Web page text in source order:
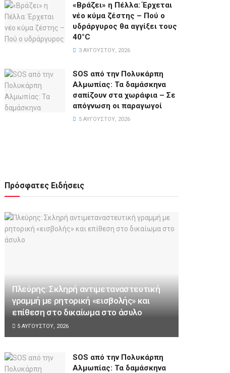
«Βράζει» η Πέλλα: Έρχεται
νέο κύμα ζέστης – Πού ο
υδράργυρος θα αγγίξει τους
40°C
3 ΑΥΓΟΎΣΤΟΥ, 2026
SOS από την Πολυκάρπη
Αλμωπίας: Τα δαμάσκηνα
σαπίζουν στα χωράφια – Σε
απόγνωση οι παραγωγοί
5 ΑΥΓΟΎΣΤΟΥ, 2026
Πρόσφατες Ειδήσεις
Πλεύρης: Σκληρή αντιμεταναστευτική
γραμμή με ρητορική «εισβολής» και
επίθεση στο δικαίωμα στο άσυλο
5 ΑΥΓΟΎΣΤΟΥ, 2026
SOS από την Πολυκάρπη
Αλμωπίας: Τα δαμάσκηνα